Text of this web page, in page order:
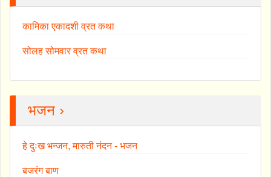
कामिका एकादशी व्रत कथा
सोलह सोमवार व्रत कथा
भजन ›
हे दुःख भन्जन, मारुती नंदन - भजन
बजरंग बाण